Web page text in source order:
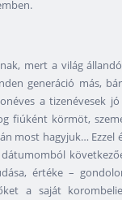
mert a világ
generáció más,
a tizenévesek
fiúként körmöt,
most hagyjuk… Ezzel
értéke –
a saját